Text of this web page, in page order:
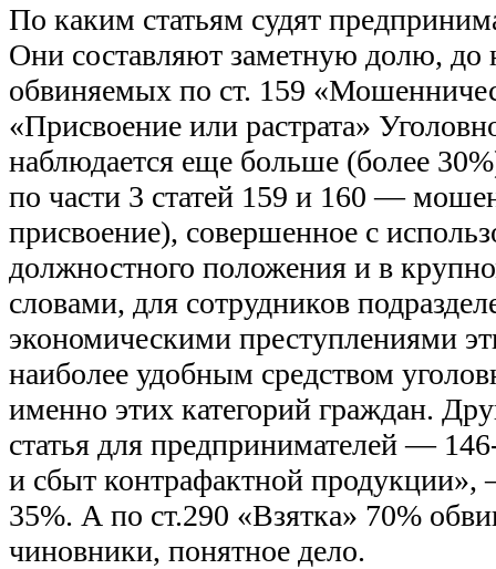
По каким статьям судят
Они составляют заметную долю, до
обвиняемых по ст. 159
«Присвоение или растрата»
наблюдается еще больше (более
по части 3 статей 159 и 160 —
присвоение), совершенное с
должностного положения и в
словами, для сотрудников
экономическими преступлениями
наиболее удобным средством
именно этих категорий граждан.
статья для предпринимателей —
и сбыт контрафактной продукции»,
35%. А по ст.290 «Взятка» 70%
чиновники, понятное дело.